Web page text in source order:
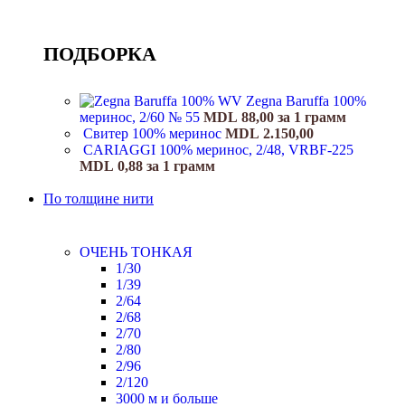
ПОДБОРКА
Zegna Baruffa 100%
меринос, 2/60 № 55 MDL 88,00 за 1 грамм
Свитер 100% меринос MDL 2.150,00
CARIAGGI 100% меринос, 2/48, VRBF-225
MDL 0,88 за 1 грамм
По толщине нити
ОЧЕНЬ ТОНКАЯ
1/30
1/39
2/64
2/68
2/70
2/80
2/96
2/120
3000 м и больше